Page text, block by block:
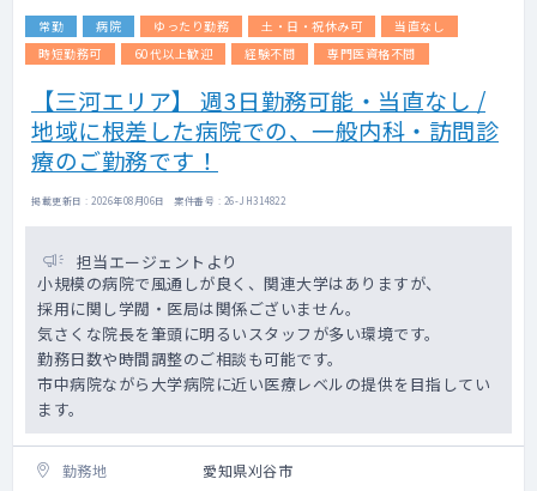
常勤 病院 ゆったり勤務 土・日・祝休み可
当直なし
時短勤務可
60代以上歓迎 経験不問 専門医資格不問
【三河エリア】 週3日勤務可能・当直なし /
地域に根差した病院での、一般内科・訪問診
療のご勤務です！
掲載更新日 : 2026年08月06日 案件番号 : 26-JH314822
担当エージェントより
小規模の病院で風通しが良く、関連大学はありますが、
採用に関し学閥・医局は関係ございません。
気さくな院長を筆頭に明るいスタッフが多い環境です。
勤務日数や時間調整のご相談も可能です。
市中病院ながら大学病院に近い医療レベルの提供を目指してい
ます。
勤務地 愛知県刈谷市